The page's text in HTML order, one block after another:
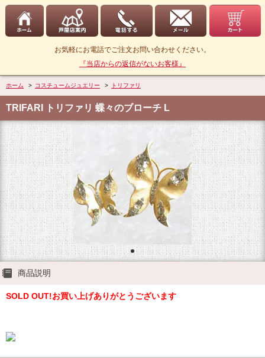
お気軽にお電話でご注文お問い合わせください。
『当店からの返信がないお客様』
ホーム > コスチュームジュエリー > トリファリ
TRIFARI トリファリ 蝶々のブローチ L
商品説明
SOLD OUT!お買い上げありがとうございます